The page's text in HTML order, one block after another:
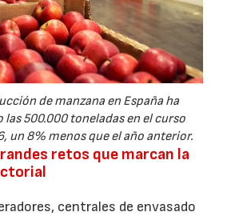
de manzana en España ha
las 500.000 toneladas en el curso
un 8% menos que el año anterior.
retos que marcan la
centrales de envasado